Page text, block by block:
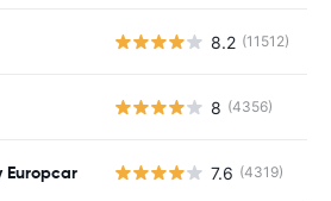
8.2 (11512)
8 (4356)
Europcar 7.6 (4319)